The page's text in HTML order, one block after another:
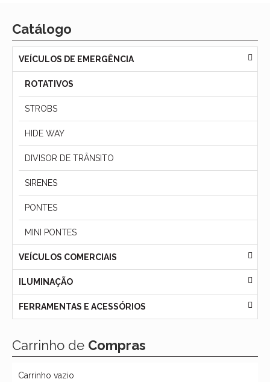
Catálogo
VEÍCULOS DE EMERGÊNCIA
ROTATIVOS
STROBS
HIDE WAY
DIVISOR DE TRÂNSITO
SIRENES
PONTES
MINI PONTES
VEÍCULOS COMERCIAIS
ILUMINAÇÃO
FERRAMENTAS E ACESSÓRIOS
Carrinho de Compras
Carrinho vazio